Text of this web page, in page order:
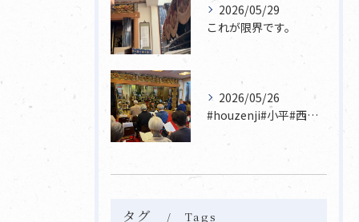
2026/05/29
これが限界です。
2026/05/26
#houzenji#小平#西東京市#東村山#立川市国分寺市寺...
タグ Tags